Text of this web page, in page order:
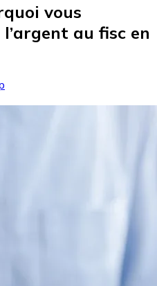
vous
au fisc en